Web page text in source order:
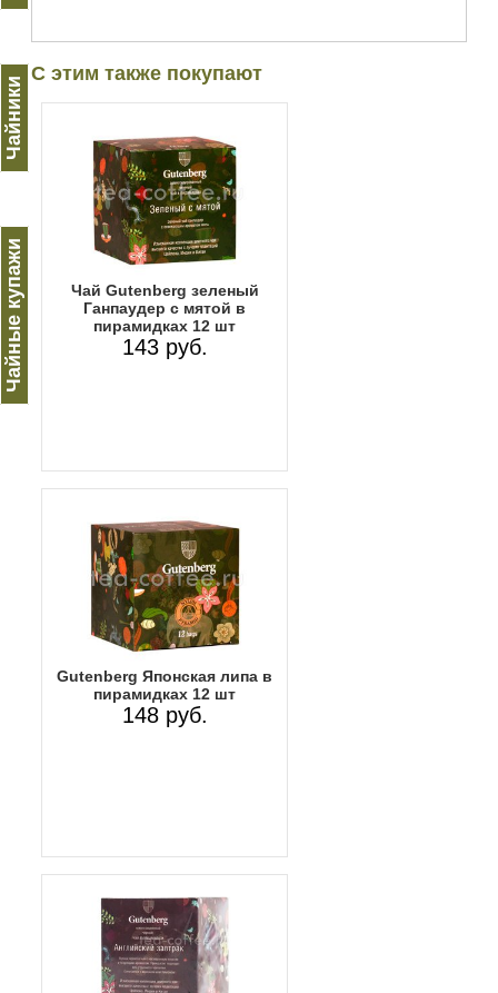
Чайники
Чайные купажи
С этим также покупают
Чай Gutenberg зеленый
Ганпаудер с мятой в
пирамидках 12 шт
143 руб.
Gutenberg Японская липа в
пирамидках 12 шт
148 руб.